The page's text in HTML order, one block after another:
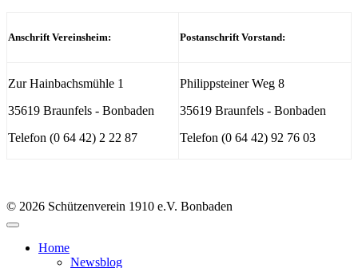
Anschrift Vereinsheim: Postanschrift Vorstand:
Zur Hainbachsmühle 1
35619 Braunfels - Bonbaden
Telefon (0 64 42) 2 22 87
Philippsteiner Weg 8
35619 Braunfels - Bonbaden
Telefon (0 64 42) 92 76 03
© 2026 Schützenverein 1910 e.V. Bonbaden
Home
Newsblog